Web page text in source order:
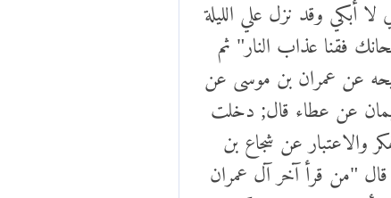
فقنا عذاب النار" ثم
عن عمران بن موسى عن
عن عطاء قال; دخلت
والاعتبار عن شجاع بن
"من قرأ آخر آل عمران